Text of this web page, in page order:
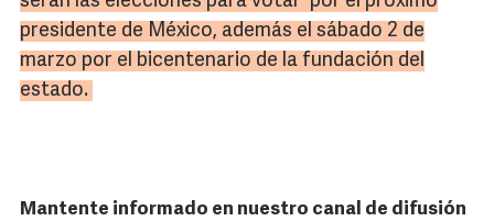
presidente de México, además el sábado 2 de
marzo por el bicentenario de la fundación del
estado.
Mantente informado en nuestro canal de difusión